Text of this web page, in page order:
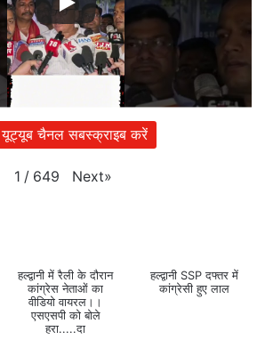
यूट्यूब चैनल सबस्क्राइब करें
1 / 649 Next»
हल्द्वानी में रैली के दौरान
कांग्रेस नेताओं का
वीडियो वायरल।।
एसएसपी को बोले
हरा.....दा
हल्द्वानी SSP दफ्तर में
कांग्रेसी हुए लाल